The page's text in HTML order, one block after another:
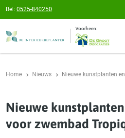
Bel: 0525-840250
Voorheen:
Home Nieuws Nieuwe kunstplanten
Nieuwe
voor zwembad